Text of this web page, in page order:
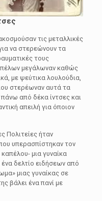
τις μεταλλικές
να στερεώνουν τα
τους
μεγάλωναν καθώς
με ψεύτικα λουλούδια,
στερέωναν αυτά τα
από δέκα ίντσες και
απειλή για όποιον
Πολιτείες ήταν
υπερασπίστηκαν τον
μια γυναίκα
δελτίο ειδήσεων από
μιας γυναίκας σε
βάλει ένα πανί με